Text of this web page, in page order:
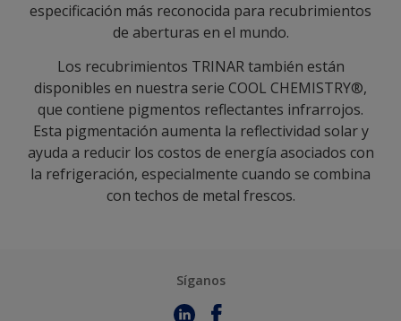
especificación más reconocida para recubrimientos
de aberturas en el mundo.
Los recubrimientos TRINAR también están
disponibles en nuestra serie COOL CHEMISTRY®,
que contiene pigmentos reflectantes infrarrojos.
Esta pigmentación aumenta la reflectividad solar y
ayuda a reducir los costos de energía asociados con
la refrigeración, especialmente cuando se combina
con techos de metal frescos.
Síganos